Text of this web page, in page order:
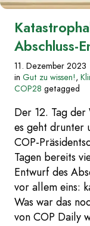
Abschluss-
11. Dezember 2023
in Gut zu wissen!,
COP28 getagged
Der 12. Tag
es geht drunter
COP-
Tagen bereits
Entwurf des
vor allem eins:
Was war das
von COP Daily